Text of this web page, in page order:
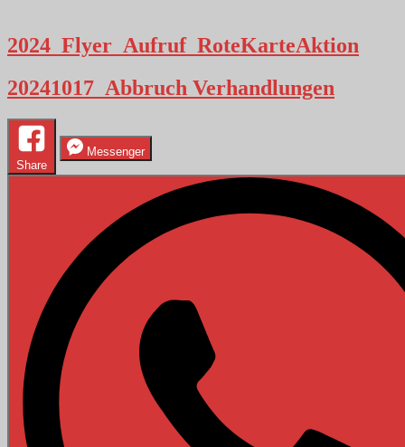
2024_Flyer_Aufruf_RoteKarteAktion
20241017_Abbruch Verhandlungen
Share
Messenger